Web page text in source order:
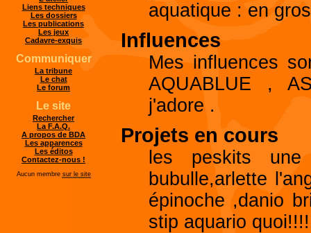
aquatique : en
Influences
Mes influences
AQUABLUE ,
j'adore .
Projets en cours
les peskits
bubulle,arlette
épinoche ,danio
stip aquario quoi!!!!
Liens techniques
Les dossiers
Les publications
Les jeux
Cadavre-exquis
Communiquer
La tribune
Le chat
Le forum
Le site
Rechercher
La F.A.Q.
A propos de BDA
Les apparences
Les éditos
Contactez-nous !
Aucun membre sur le site